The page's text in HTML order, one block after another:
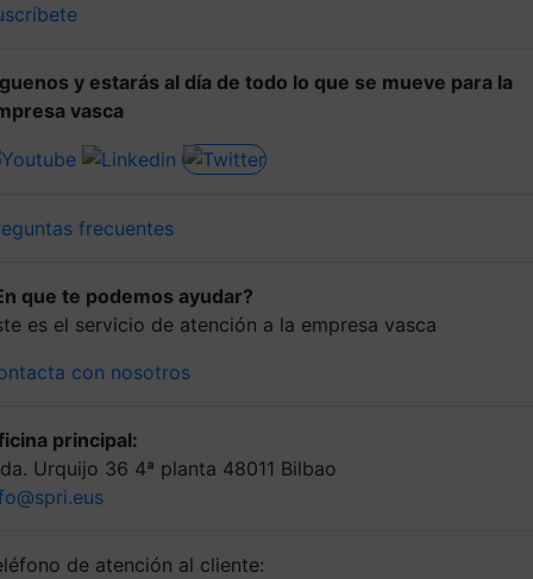
y estarás al día de todo lo que se mueve para la
vasca
frecuentes
que te podemos ayudar?
es el servicio de atención a la empresa vasca
con nosotros
principal:
Urquijo 36 4ª planta 48011 Bilbao
de atención al cliente: